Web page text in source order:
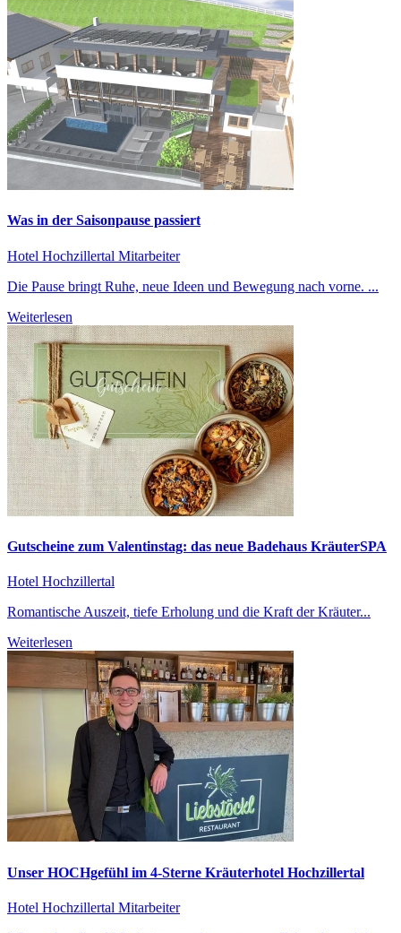
Was in der Saisonpause passiert
Hotel Hochzillertal Mitarbeiter
Die Pause bringt Ruhe, neue Ideen und Bewegung nach vorne. ...
Weiterlesen
Gutscheine zum Valentinstag: das neue Badehaus KräuterSPA
Hotel Hochzillertal
Romantische Auszeit, tiefe Erholung und die Kraft der Kräuter...
Weiterlesen
Unser HOCHgefühl im 4-Sterne Kräuterhotel Hochzillertal
Hotel Hochzillertal Mitarbeiter